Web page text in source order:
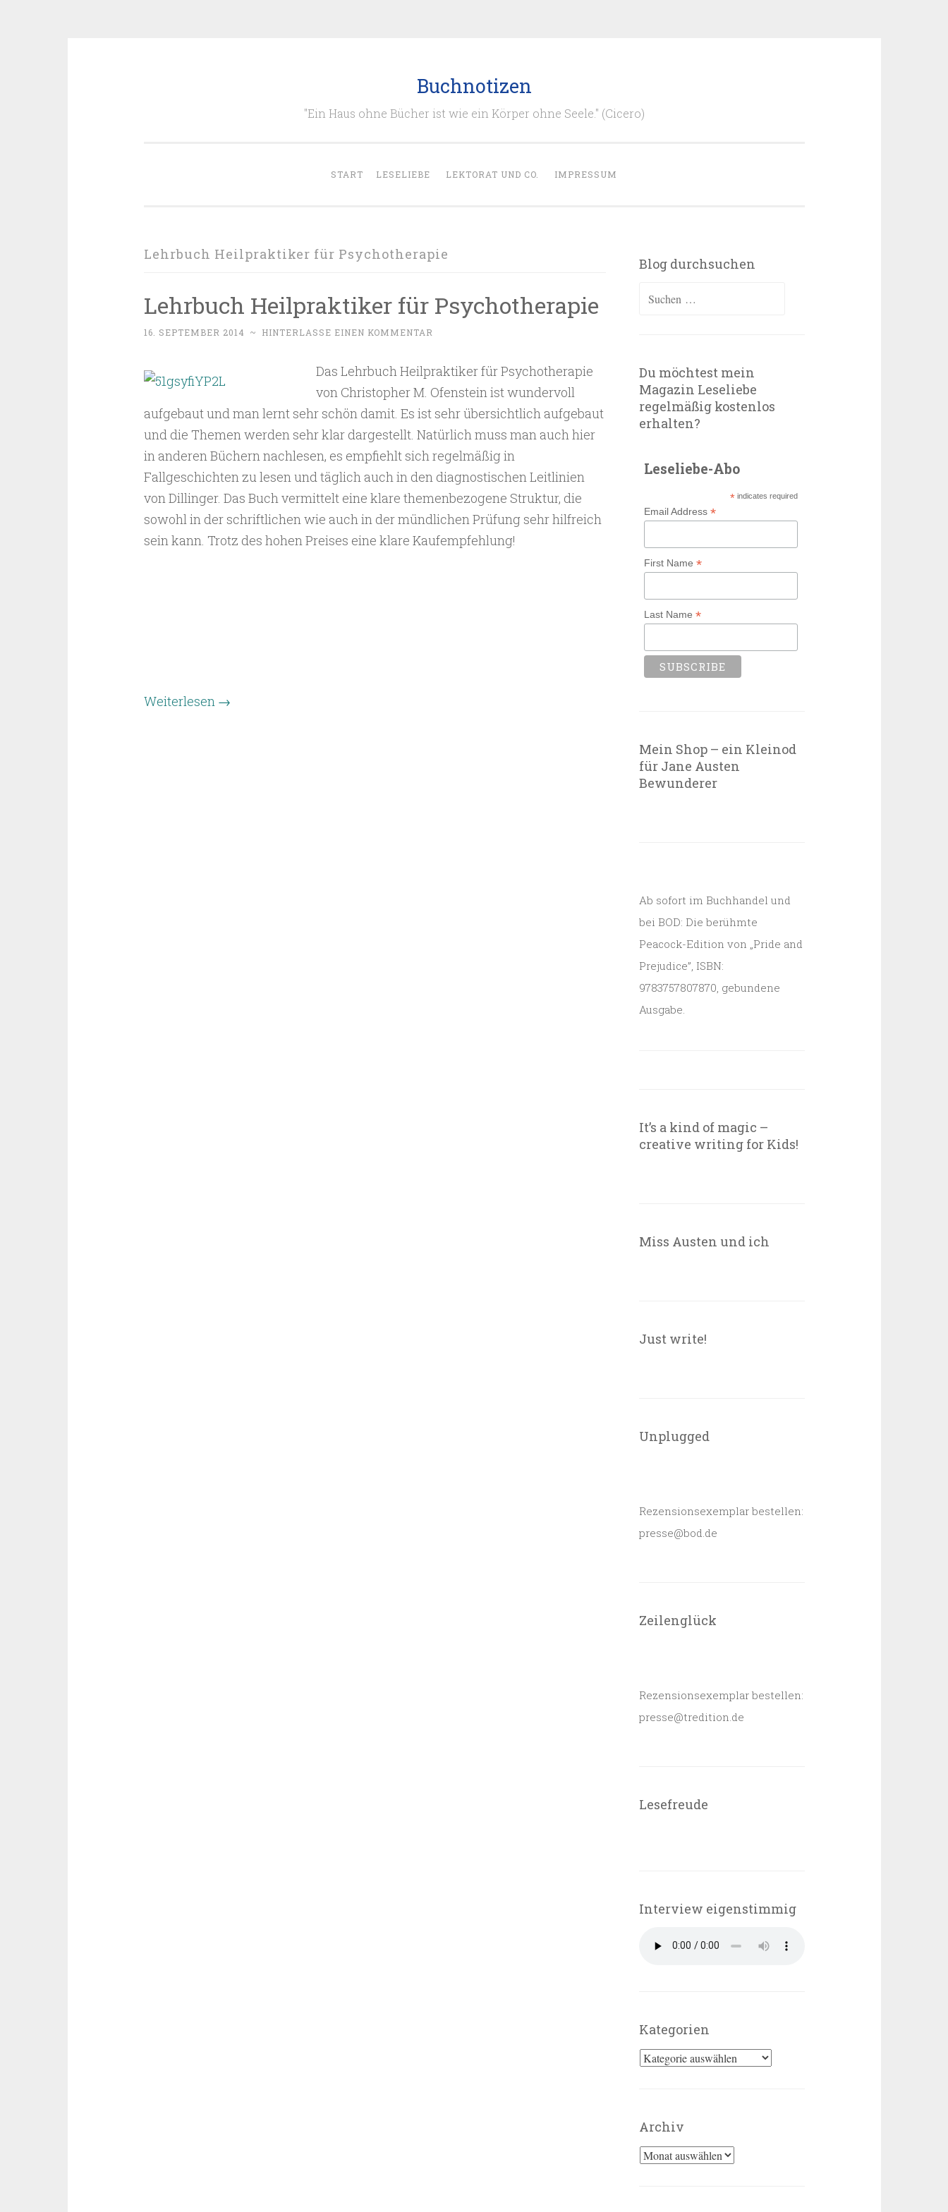
Buchnotizen
"Ein Haus ohne Bücher ist wie ein Körper ohne Seele." (Cicero)
START LESELIEBE LEKTORAT UND CO. IMPRESSUM
Lehrbuch Heilpraktiker für Psychotherapie
Lehrbuch Heilpraktiker für Psychotherapie
16. SEPTEMBER 2014 ~ HINTERLASSE EINEN KOMMENTAR
Das Lehrbuch Heilpraktiker für Psychotherapie
von Christopher M. Ofenstein ist wundervoll
aufgebaut und man lernt sehr schön damit. Es ist sehr übersichtlich aufgebaut
und die Themen werden sehr klar dargestellt. Natürlich muss man auch hier
in anderen Büchern nachlesen, es empfiehlt sich regelmäßig in
Fallgeschichten zu lesen und täglich auch in den diagnostischen Leitlinien
von Dillinger. Das Buch vermittelt eine klare themenbezogene Struktur, die
sowohl in der schriftlichen wie auch in der mündlichen Prüfung sehr hilfreich
sein kann. Trotz des hohen Preises eine klare Kaufempfehlung!
Weiterlesen →
Blog durchsuchen
Suchen
Du möchtest mein
Magazin Leseliebe
regelmäßig kostenlos
erhalten?
Leseliebe-Abo
* indicates required
Email Address*
First Name*
Last Name*
Mein Shop – ein Kleinod
für Jane Austen
Bewunderer
Ab sofort im Buchhandel und
bei BOD: Die berühmte
Peacock-Edition von „Pride and
Prejudice”, ISBN:
9783757807870, gebundene
Ausgabe.
It’s a kind of magic –
creative writing for Kids!
Miss Austen und ich
Just write!
Unplugged
Rezensionsexemplar bestellen:
presse@bod.de
Zeilenglück
Rezensionsexemplar bestellen:
presse@tredition.de
Lesefreude
Interview eigenstimmig
Kategorien
Kategorien
Archiv
Archiv